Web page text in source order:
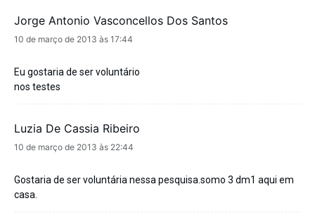
Jorge Antonio Vasconcellos Dos Santos
disse:
10 de março de 2013 às 17:44
Eu gostaria de ser voluntário
nos testes
Luzia De Cassia Ribeiro
disse:
10 de março de 2013 às 22:44
Gostaria de ser voluntária nessa pesquisa.somo 3 dm1 aqui em
casa.